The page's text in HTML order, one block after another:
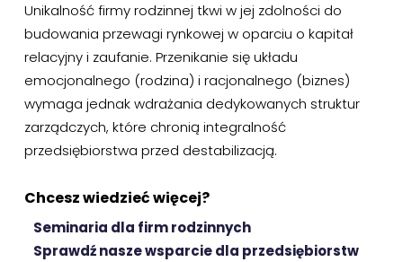
Unikalność firmy rodzinnej tkwi w jej zdolności do
budowania przewagi rynkowej w oparciu o kapitał
relacyjny i zaufanie. Przenikanie się układu
emocjonalnego (rodzina) i racjonalnego (biznes)
wymaga jednak wdrażania dedykowanych struktur
zarządczych, które chronią integralność
przedsiębiorstwa przed destabilizacją.
Chcesz wiedzieć więcej?
Seminaria dla firm rodzinnych
Sprawdź nasze wsparcie dla przedsiębiorstw